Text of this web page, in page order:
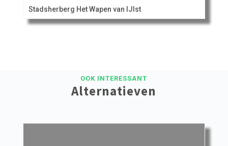
Stadsherberg Het Wapen van IJlst
OOK INTERESSANT
Alternatieven